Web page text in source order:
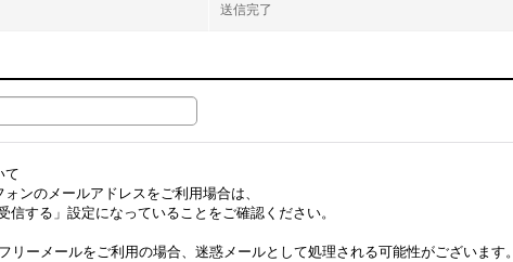
送信完了
て
ンのメールアドレスをご利用場合は、
信する」設定になっていることをご確認ください。
リーメールをご利用の場合、迷惑メールとして処理される可能性がございます。